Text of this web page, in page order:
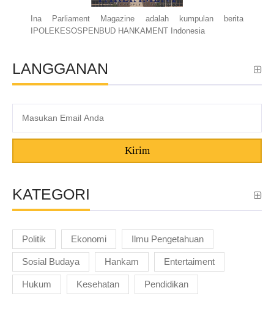
Ina Parliament Magazine adalah kumpulan berita
IPOLEKESOSPENBUD HANKAMENT Indonesia
LANGGANAN
Kirim
KATEGORI
Politik Ekonomi Ilmu Pengetahuan
Sosial Budaya Hankam Entertaiment
Hukum Kesehatan Pendidikan